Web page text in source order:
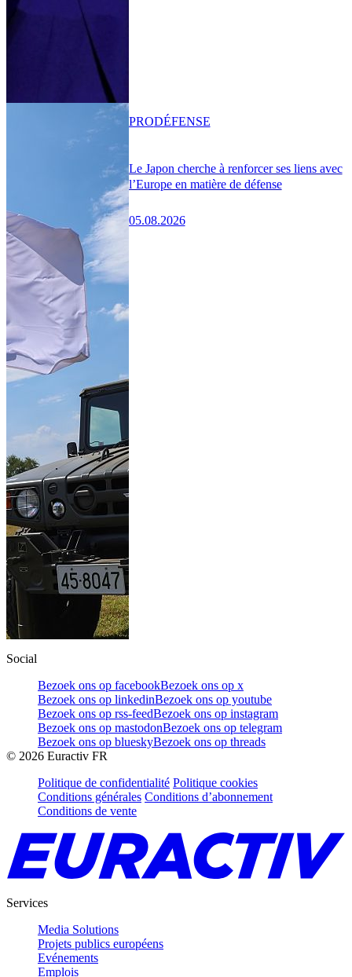
Le Japon cherche à renforcer ses liens avec
l’Europe en matière de défense
05.08.2026
PRODÉFENSE
Social
Bezoek ons op facebookBezoek ons op x
Bezoek ons op linkedinBezoek ons op youtube
Bezoek ons op rss-feedBezoek ons op instagram
Bezoek ons op mastodonBezoek ons op telegram
Bezoek ons op blueskyBezoek ons op threads
© 2026 Euractiv FR
Politique de confidentialité Politique cookies
Conditions générales Conditions d’abonnement
Conditions de vente
Services
Media Solutions
Projets publics européens
Evénements
Emplois